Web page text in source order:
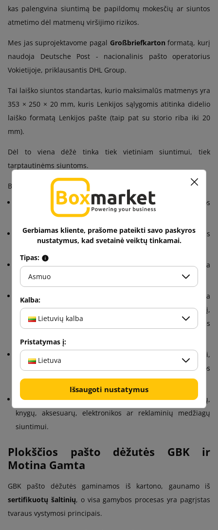
kas palengvina siuntimą be papildomų mokesčių ar siuntos
atmetimo dėl matmenų viršijimo rizikos.
Mes jas suprojektavome pagal Großbriefkarton formatą, kurį
naudoja Deutsche Post - nacionalinis pašto operatorius
Vokietijoje, priklausantis DHL Group.
Tai laiško siuntos standartas, kurio maksimalūs matmenys yra
353 × 250 × 20 mm, kuris Lenkijos sąlygomis atitinka didelio
laiško formatą Lenkijos pašte (taip pat su storio riba iki 20
mm).
Dėl to viena dėžė tinka tiek vietiniam siuntimui, tiek
tarptautinėms siuntoms.
Be to, mūsų pašto dėžes GBK pasižymi:
Tvirta konstrukcija– jos pagamintos iš atsparios
suslėgimui ir pažeidimams trisluoksnės E kartono.
Kompaktiški matmenys– minimalizuoja tuščią erdvę, kas
lemia mažesnes siuntimo išlaidas.
Lengvas surinkimas– intuityvi konstrukcija palengvina
greitą siuntos paruošimą siuntimui.
Estetiškas išvaizda
– neutralus kraftinis rudis, galima
palikti natūralioje versijoje, pabrėžiant jo ekologinį pobūdį,
arba individualizuoti spausdintuvą, išryškindamas prekės
Ekologiškos medžiagos
– visiškai tinkamos perdirbimui,
atitinka tvarumo pakavimo ir protingos, ateities logistikos
ECO tendencijas.
Universali paskirtis– idealios dokumentų, drabužių,
knygų, aksesuarų, elektronikos ar reklaminių medžiagų
siuntimui.
Plokščios pašto dėžutės GBK ir
Motina Gamta
GBK pašto dėžutės gaminamos iš kartono, gaunamo iš
sertifikuotų šaltinių, o visa gamybos procesas yra pagrįstas
tvaraus vystymosi principais.
Gerbiamas kliente, prašome pateikti savo paskyros
nustatymus, kad svetainė veiktų tinkamai.
Tipas:
Asmuo
Kalba:
Lietuvių kalba
Pristatymas į:
Lietuva
Išsaugoti nustatymus